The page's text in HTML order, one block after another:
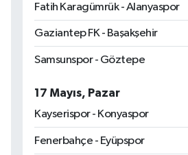
Fatih Karagümrük - Alanyaspor
Gaziantep FK - Başakşehir
Samsunspor - Göztepe
17 Mayıs, Pazar
Kayserispor - Konyaspor
Fenerbahçe - Eyüpspor